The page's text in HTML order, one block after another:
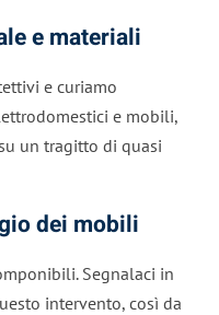
e materiali
e curiamo
e mobili,
un tragitto di quasi
dei mobili
Segnalaci in
intervento, così da